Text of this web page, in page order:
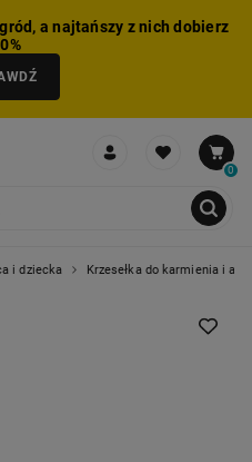
a najtańszy z nich dobierz
0
i dziecka Krzesełka do karmienia i